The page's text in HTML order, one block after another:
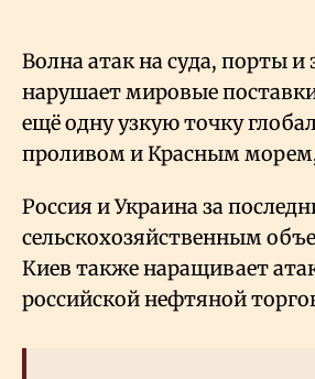
Волна атак на суда, порты
нарушает мировые
ещё одну узкую точку
проливом и Красным
Россия и Украина за
сельскохозяйственным
Киев также наращивает
российской нефтяной